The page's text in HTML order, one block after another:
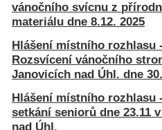
vánočního svícnu z
materiálu dne 8.12. 2025
Hlášení místního rozhlasu -
Rozsvícení vánočního
Janovicích nad Úhl. dne
Hlášení místního rozhlasu
setkání seniorů dne 23.11
nad Úhl.